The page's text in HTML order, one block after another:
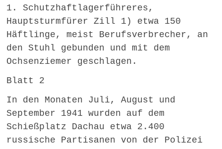
1. Schutzhaftlagerführeres,
Hauptsturmfürer Zill 1) etwa 150
Häftlinge, meist Berufsverbrecher, an
den Stuhl gebunden und mit dem
Ochsenziemer geschlagen.
Blatt 2
In den Monaten Juli, August und
September 1941 wurden auf dem
Schießplatz Dachau etwa 2.400
russische Partisanen von der Polizei